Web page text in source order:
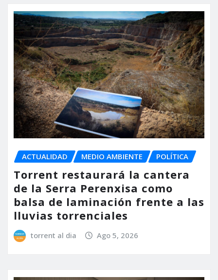
ACTUALIDAD MEDIO AMBIENTE POLÍTICA
Torrent restaurará la cantera
de la Serra Perenxisa como
balsa de laminación frente a las
lluvias torrenciales
torrent al dia Ago 5, 2026